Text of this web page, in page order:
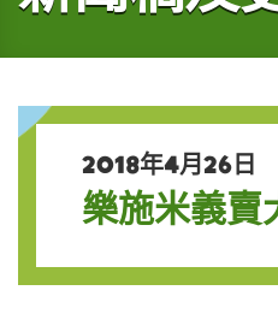
2018年4月26日
樂施米義賣